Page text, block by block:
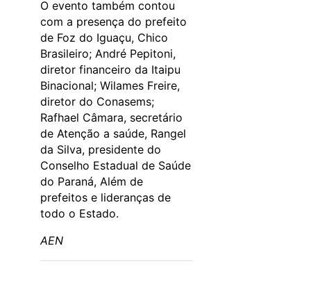
O evento também contou
com a presença do prefeito
de Foz do Iguaçu, Chico
Brasileiro; André Pepitoni,
diretor financeiro da Itaipu
Binacional; Wilames Freire,
diretor do Conasems;
Rafhael Câmara, secretário
de Atenção a saúde, Rangel
da Silva, presidente do
Conselho Estadual de Saúde
do Paraná, Além de
prefeitos e lideranças de
todo o Estado.
AEN